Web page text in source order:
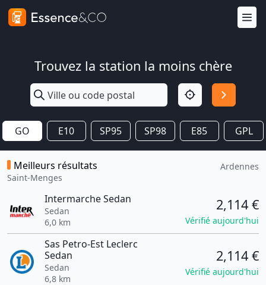
Trouvez la station la moins chère
GO E10 SP95 SP98 E85 GPL
Meilleurs résultats
Saint-Menges
Ardennes
Intermarche Sedan
Sedan
6,0 km
2,114 €
Vérifié aujourd'hui
Sas Petro-Est Leclerc
Sedan
Sedan
6,8 km
2,114 €
Vérifié aujourd'hui